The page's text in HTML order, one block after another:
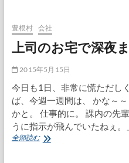
つ
り
で
化
配
布
豊根村 会社
上司のお宅で深夜
2015年5月15日
今日も1日、非常に慌ただし
ば、今週一週間は、 かな～
かと。 仕事的に。 課内の先
うに指示が飛んでいたねぇ
全部読む上